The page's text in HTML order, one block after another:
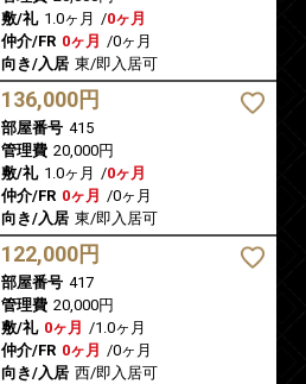
敷/礼 1.0ヶ月 /0ヶ月
仲介/FR 0ヶ月 /0ヶ月
向き/入居 東/即入居可
136,000円
部屋番号 415
管理費 20,000円
敷/礼 1.0ヶ月 /0ヶ月
仲介/FR 0ヶ月 /0ヶ月
向き/入居 東/即入居可
122,000円
部屋番号 417
管理費 20,000円
敷/礼 0ヶ月 /1.0ヶ月
仲介/FR 0ヶ月 /0ヶ月
向き/入居 西/即入居可